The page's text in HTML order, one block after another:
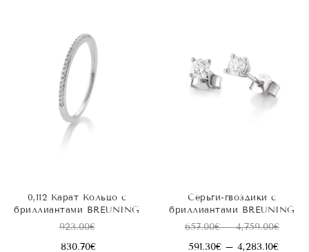
0,112 Карат Kольцо с
бриллиантами BREUNING
923.00€
830.70€
Серьги-гвоздики с
бриллиантами BREUNING
657.00€ – 4,759.00€
591.30€ – 4,283.10€